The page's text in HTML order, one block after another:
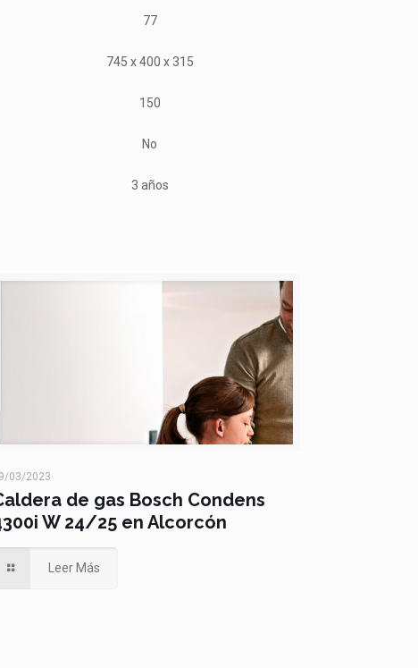
77
745 x 400 x 315
150
No
3 años
03/2023
de gas Bosch Condens
W 24/25 en Alcorcón
Leer Más